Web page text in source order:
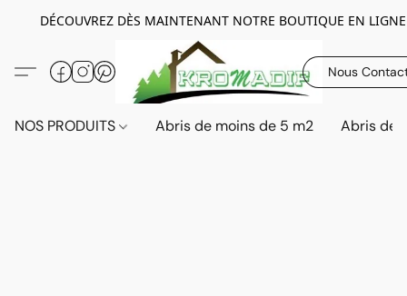
DÉCOUVREZ DÈS MAINTENANT NOTRE BOUTIQUE EN LIGNE
Nous
NOS PRODUITS Abris de moins de 5 m2 Abris de